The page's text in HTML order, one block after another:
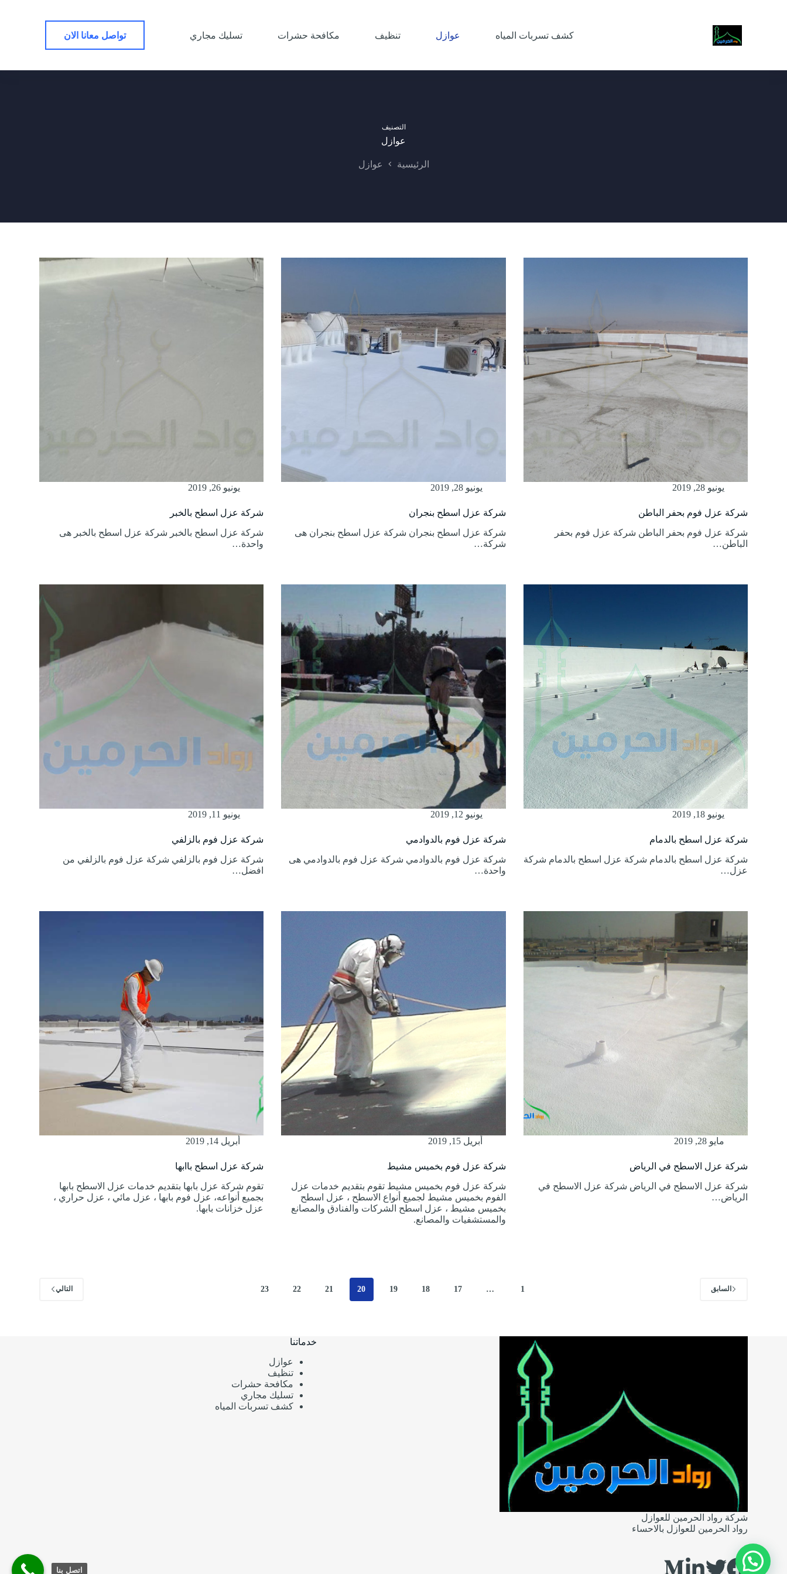
كشف تسربات المياه عوازل تنظيف مكافحة حشرات تسليك مجاري تواصل معانا الان
التصنيف
عوازل
الرئيسية عوازل
يونيو 28, 2019
شركة عزل فوم بحفر الباطن
شركة عزل فوم بحفر الباطن شركة عزل فوم بحفر
الباطن…
يونيو 28, 2019
شركة عزل اسطح بنجران
شركة عزل اسطح بنجران شركة عزل اسطح بنجران هى
شركة…
يونيو 26, 2019
شركة عزل اسطح بالخبر
شركة عزل اسطح بالخبر شركة عزل اسطح بالخبر هى
واحدة…
يونيو 18, 2019
شركة عزل اسطح بالدمام
شركة عزل اسطح بالدمام شركة عزل اسطح بالدمام شركة
عزل…
يونيو 12, 2019
شركة عزل فوم بالدوادمي
شركة عزل فوم بالدوادمي شركة عزل فوم بالدوادمي هى
واحدة…
يونيو 11, 2019
شركة عزل فوم بالزلفي
شركة عزل فوم بالزلفي شركة عزل فوم بالزلفي من
افضل…
مايو 28, 2019
شركة عزل الاسطح في الرياض
شركة عزل الاسطح في الرياض شركة عزل الاسطح في
الرياض…
أبريل 15, 2019
شركة عزل فوم بخميس مشيط
شركة عزل فوم بخميس مشيط تقوم بتقديم خدمات عزل
الفوم بخميس مشيط لجميع أنواع الاسطح ، عزل اسطح
بخميس مشيط ، عزل اسطح الشركات والفنادق والمصانع
والمستشفيات والمصانع.
أبريل 14, 2019
شركة عزل اسطح باابها
تقوم شركة عزل بابها بتقديم خدمات عزل الاسطح بابها
بجميع أنواعه، عزل فوم بابها ، عزل مائي ، عزل حراري ،
عزل خزانات بابها.
السابق 1
…
17
18
19
20
21
22
23 التالي
شركة رواد الحرمين للعوازل
رواد الحرمين للعوازل بالاحساء
خدماتنا
عوازل
تنظيف
مكافحة حشرات
تسليك مجاري
كشف تسربات المياه
اتصل بنا